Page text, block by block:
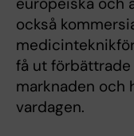
också
få ut
marknaden och
vardagen.